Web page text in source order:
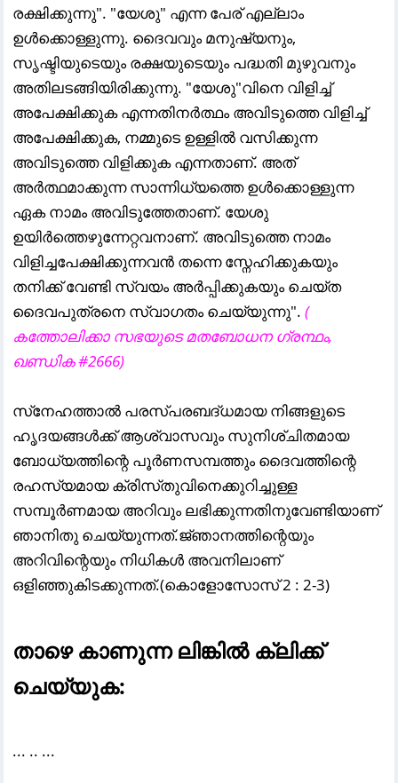
രക്ഷിക്കുന്നു". "യേശു" എന്ന പേര് എല്ലാം
ഉൾക്കൊള്ളുന്നു. ദൈവവും മനുഷ്യനും,
സൃഷ്ടിയുടെയും രക്ഷയുടെയും പദ്ധതി മുഴുവനും
അതിലടങ്ങിയിരിക്കുന്നു. "യേശു"വിനെ വിളിച്ച്
അപേക്ഷിക്കുക എന്നതിനർത്ഥം അവിടുത്തെ വിളിച്ച്
അപേക്ഷിക്കുക, നമ്മുടെ ഉള്ളിൽ വസിക്കുന്ന
അവിടുത്തെ വിളിക്കുക എന്നതാണ്. അത്
അർത്ഥമാക്കുന്ന സാന്നിധ്യത്തെ ഉൾക്കൊള്ളുന്ന
ഏക നാമം അവിടുത്തേതാണ്. യേശു
ഉയിർത്തെഴുന്നേറ്റവനാണ്. അവിടുത്തെ നാമം
വിളിച്ചപേക്ഷിക്കുന്നവൻ തന്നെ സ്നേഹിക്കുകയും
തനിക്ക് വേണ്ടി സ്വയം അർപ്പിക്കുകയും ചെയ്ത
ദൈവപുത്രനെ സ്വാഗതം ചെയ്യുന്നു". (
കത്തോലിക്കാ സഭയുടെ മതബോധന ഗ്രന്ഥം,
ഖണ്ഡിക #2666)
സ്‌നേഹത്താല്‍ പരസ്‌പരബദ്‌ധമായ നിങ്ങളുടെ
ഹൃദയങ്ങള്‍ക്ക്‌ ആശ്വാസവും സുനിശ്‌ചിതമായ
ബോധ്യത്തിന്റെ പൂര്‍ണസമ്പത്തും ദൈവത്തിന്റെ
രഹസ്യമായ ക്രിസ്‌തുവിനെക്കുറിച്ചുള്ള
സമ്പൂര്‍ണമായ അറിവും ലഭിക്കുന്നതിനുവേണ്ടിയാണ്‌
ഞാനിതു ചെയ്യുന്നത്‌.ജ്‌ഞാനത്തിന്റെയും
അറിവിന്റെയും നിധികള്‍ അവനിലാണ്‌
ഒളിഞ്ഞുകിടക്കുന്നത്‌.(കൊളോസോസ്‌ 2 : 2-3)
താഴെ കാണുന്ന ലിങ്കിൽ ക്ലിക്ക്
ചെയ്യുക:
... .. ...